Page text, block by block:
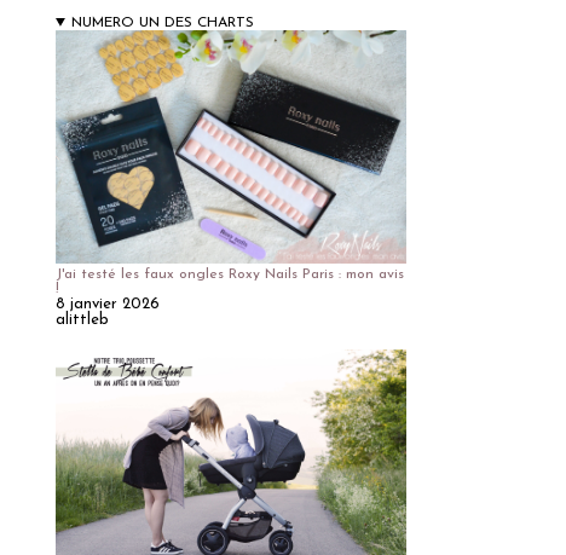
NUMERO UN DES CHARTS
J'ai testé les faux ongles Roxy Nails Paris : mon avis
!
8 janvier 2026
alittleb